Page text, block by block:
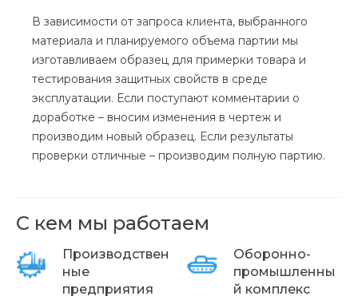
В зависимости от запроса клиента, выбранного
материала и планируемого объема партии мы
изготавливаем образец для примерки товара и
тестирования защитных свойств в среде
эксплуатации. Если поступают комментарии о
доработке – вносим изменения в чертеж и
производим новый образец. Если результаты
проверки отличные – производим полную партию.
С кем мы работаем
Производствен
ные
предприятия
Оборонно-
промышленны
й комплекс